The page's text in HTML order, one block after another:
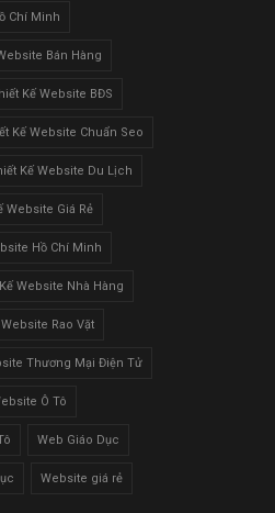
Chí Minh
Bán Hàng
Kế Website BĐS
Kế Website Chuẩn Seo
Kế Website Du Lịch
Website Giá Rẻ
Hồ Chí Minh
Website Nhà Hàng
Rao Vặt
Thương Mại Điện Tử
Ô Tô
Web Giáo Dục
Website giá rẻ